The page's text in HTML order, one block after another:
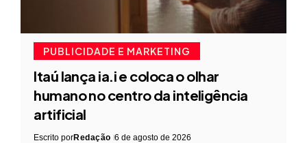
PUBLICIDADE E MARKETING
Itaú lança ia.i e coloca o olhar
humano no centro da inteligência
artificial
Escrito porRedação 6 de agosto de 2026